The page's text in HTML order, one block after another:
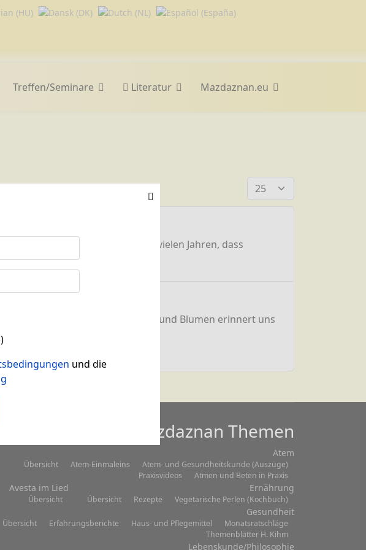
und die
Treffen/Seminare Literatur Mazdaznan.eu
Anzeige #
im südlichen Tibetanien vor so vielen Jahren, dass
das Hervorkommen der Blüten und Blumen erinnert uns
Mazdaznan Themen
Atem
Übersicht Atem-Einmaleins
Atem- und Gesundheitskunde (Auszüge)
Praxisvideos
Atmen und Beten in Praxis
Avesta im Lied
Übersicht
Ernährung
Übersicht Rezepte Vegetarische Perlen (Kochbuch)
Gesundheit
Übersicht Erfahrungsberichte Haus- und Pflegemittel
Monatsratschläge
Themenblätter H. Kihm
Lebenskunde/Philosophie